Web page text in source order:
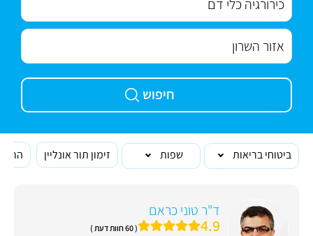
חיפוש
ביטוחי בריאות שפות זימון תור אונליין
ד"ר טוני כראם
4.9 ( 60 חוות דעת )